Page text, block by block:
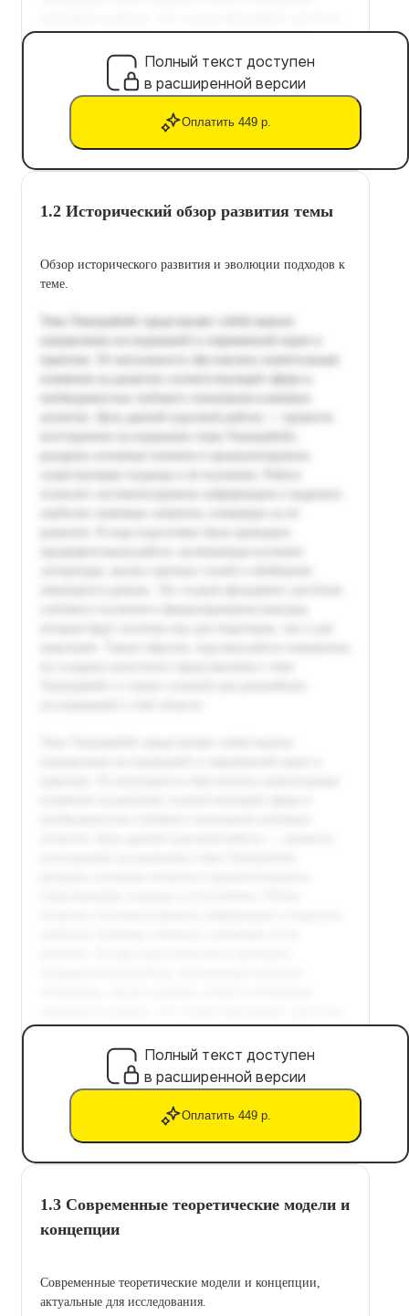
Полный текст доступен
в расширенной версии
Оплатить 449 р.
1.2 Исторический обзор развития темы
Обзор исторического развития и эволюции подходов к
теме.
Полный текст доступен
в расширенной версии
Оплатить 449 р.
1.3 Современные теоретические модели и
концепции
Современные теоретические модели и концепции,
актуальные для исследования.